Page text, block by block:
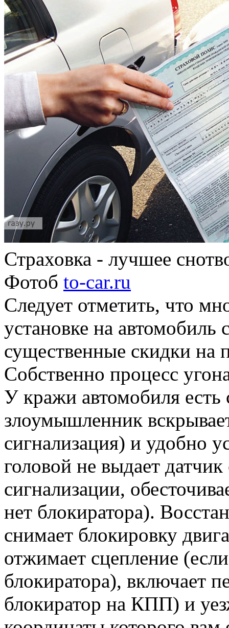
Страховка - лучшее
Фотоб to-car.ru
Следует отметить, что
установке на
существенные скидки на
Собственно процесс
У кражи автомобиля есть
злоумышленник
сигнализация) и удобно
головой не выдает
сигнализации,
нет блокиратора).
снимает блокировку
отжимает сцепление
блокиратора), включает
блокиратор на КПП) и